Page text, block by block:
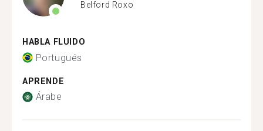
Belford Roxo
HABLA FLUIDO
Portugués
APRENDE
Árabe